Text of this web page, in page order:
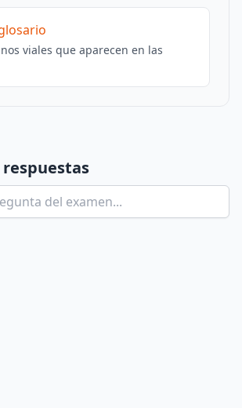
viales que aparecen en las